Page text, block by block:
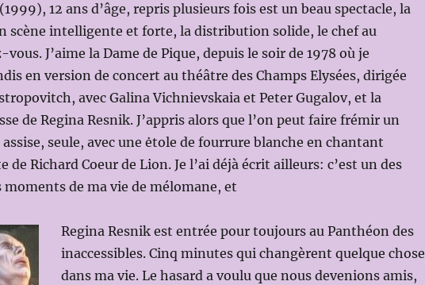
12 ans d’âge, repris plusieurs fois est un beau spectacle, la
scène intelligente et forte, la distribution solide, le chef au
vous. J’aime la Dame de Pique, depuis le soir de 1978 où je
en version de concert au théâtre des Champs Elysées, dirigée
avec Galina Vichnievskaia et Peter Gugalov, et la
de Regina Resnik. J’appris alors que l’on peut faire frémir un
seule, avec une ėtole de fourrure blanche en chantant
de Richard Coeur de Lion. Je l’ai déjà écrit ailleurs: c’est un des
moments de ma vie de mélomane, et
Regina Resnik est entrée pour toujours au Panthéon des
inaccessibles. Cinq minutes qui changèrent quelque chose
dans ma vie. Le hasard a voulu que nous devenions amis,